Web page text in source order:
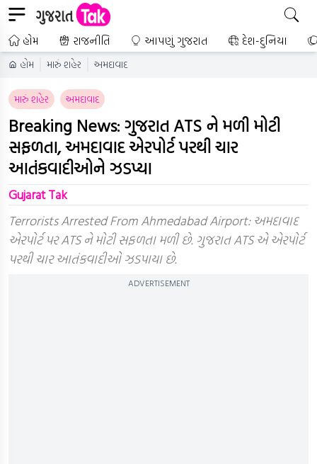
હોમ રાજનીતિ આપણું ગુજરાત દેશ-દુનિયા
હોમ મારું શહેર અમદાવાદ
મારું શહેર અમદાવાદ
Breaking News: ગુજરાત ATS ને મળી મોટી
સફળતા, અમદાવાદ એરપોર્ટ પરથી ચાર
આતંકવાદીઓને ઝડપ્યા
Gujarat Tak
Terrorists Arrested From Ahmedabad Airport: અમદાવાદ
એરપોર્ટ પર ATS ને મોટી સફળતા મળી છે. ગુજરાત ATS એ એરપોર્ટ
પરથી ચાર આતંકવાદીઓ ઝડપાયા છે.
ADVERTISEMENT